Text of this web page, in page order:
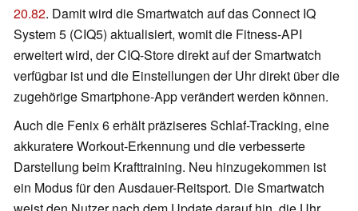
20.82. Damit wird die Smartwatch auf das Connect IQ
System 5 (CIQ5) aktualisiert, womit die Fitness-API
erweitert wird, der CIQ-Store direkt auf der Smartwatch
verfügbar ist und die Einstellungen der Uhr direkt über die
zugehörige Smartphone-App verändert werden können.
Auch die Fenix 6 erhält präziseres Schlaf-Tracking, eine
akkuratere Workout-Erkennung und die verbesserte
Darstellung beim Krafttraining. Neu hinzugekommen ist
ein Modus für den Ausdauer-Reitsport. Die Smartwatch